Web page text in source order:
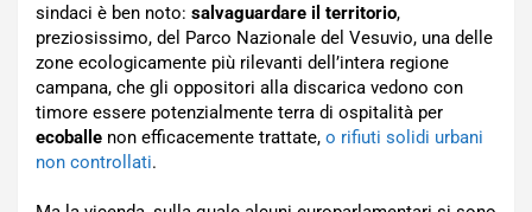
sindaci è ben noto: salvaguardare il territorio,
preziosissimo, del Parco Nazionale del Vesuvio, una delle
zone ecologicamente più rilevanti dell’intera regione
campana, che gli oppositori alla discarica vedono con
timore essere potenzialmente terra di ospitalità per
ecoballe non efficacemente trattate, o rifiuti solidi urbani
non controllati.